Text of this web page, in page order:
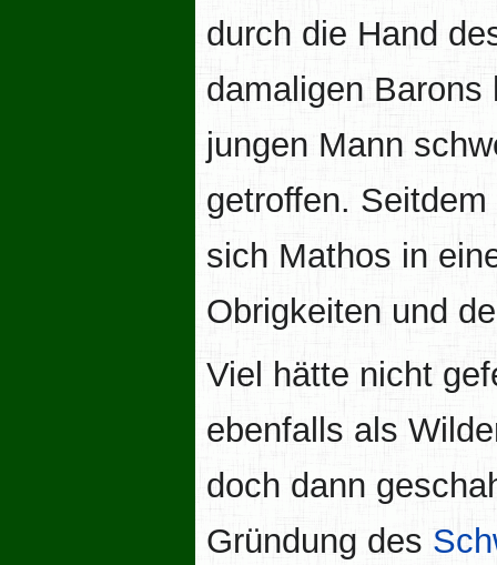
durch die Hand
damaligen Barons
jungen Mann
getroffen. Seitdem
sich Mathos in
Obrigkeiten und
Viel hätte nicht
ebenfalls als
doch dann
Gründung des